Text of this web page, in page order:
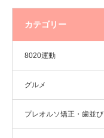
カテゴリー
8020運動
グルメ
プレオルソ矯正・歯並び